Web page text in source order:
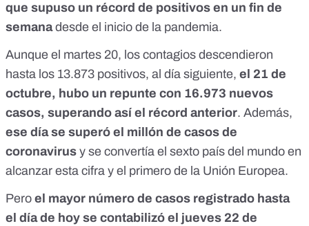
que supuso un récord de positivos en un fin de
semanadesde el inicio de la pandemia.
Aunque el martes 20, los contagios descendieron
hasta los 13.873 positivos, al día siguiente, el 21 de
octubre, hubo un repunte con 16.973 nuevos
casos, superando así el récord anterior. Además,
ese día se superó el millón de casos de
coronavirus y se convertía el sexto país del mundo en
alcanzar esta cifra y el primero de la Unión Europea.
Pero el mayor número de casos registrado hasta
el día de hoy se contabilizó el jueves 22 de